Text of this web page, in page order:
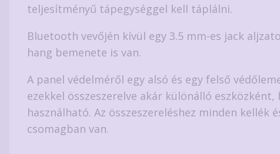
teljesítményű tápegységgel kell táplálni.
Bluetooth vevőjén kívül egy 3.5 mm-es jack
hang bemenete is van.
A panel védelméről egy alsó és egy felső
ezekkel összeszerelve akár különálló
használható. Az összeszereléshez minden kellék
csomagban van.